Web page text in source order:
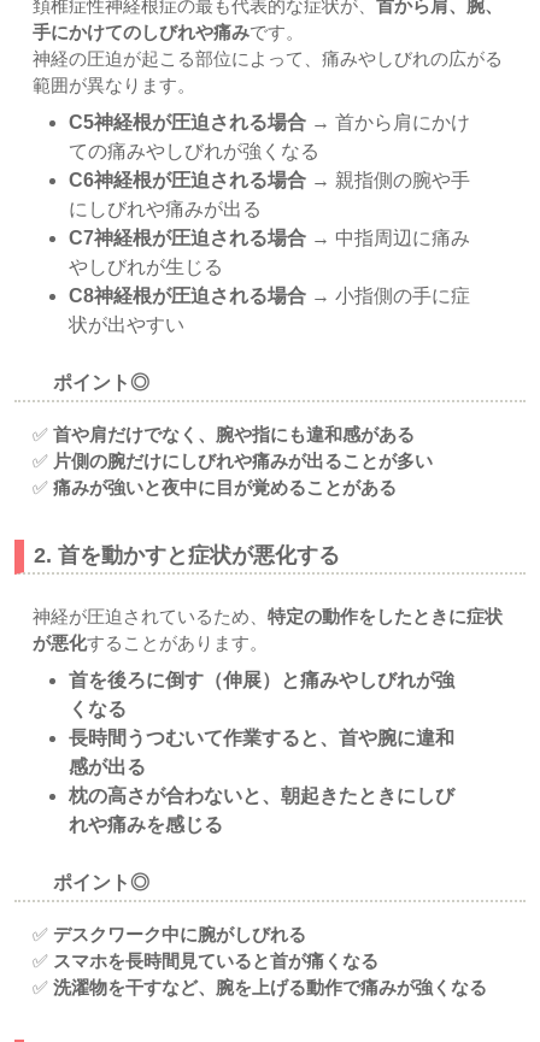
頚椎症性神経根症の最も代表的な症状が、 首から肩、腕、
手にかけてのしびれや痛みです。
神経の圧迫が起こる部位によって、痛みやしびれの広がる
範囲が異なります。
C5神経根が圧迫される場合 → 首から肩にかけ
ての痛みやしびれが強くなる
C6神経根が圧迫される場合 → 親指側の腕や手
にしびれや痛みが出る
C7神経根が圧迫される場合 → 中指周辺に痛み
やしびれが生じる
C8神経根が圧迫される場合 → 小指側の手に症
状が出やすい
ポイント◎
✅ 首や肩だけでなく、腕や指にも違和感がある
✅ 片側の腕だけにしびれや痛みが出ることが多い
✅ 痛みが強いと夜中に目が覚めることがある
2. 首を動かすと症状が悪化する
神経が圧迫されているため、 特定の動作をしたときに症状
が悪化することがあります。
首を後ろに倒す（伸展）と痛みやしびれが強
くなる
長時間うつむいて作業すると、首や腕に違和
感が出る
枕の高さが合わないと、朝起きたときにしび
れや痛みを感じる
ポイント◎
✅ デスクワーク中に腕がしびれる
✅ スマホを長時間見ていると首が痛くなる
✅ 洗濯物を干すなど、腕を上げる動作で痛みが強くなる